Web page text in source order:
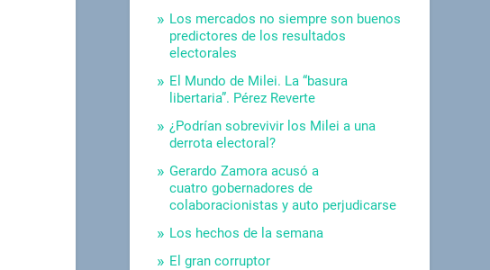
Los mercados no siempre son buenos
predictores de los resultados
electorales
El Mundo de Milei. La “basura
libertaria”. Pérez Reverte
¿Podrían sobrevivir los Milei a una
derrota electoral?
Gerardo Zamora acusó a
cuatro gobernadores de
colaboracionistas y auto perjudicarse
Los hechos de la semana
El gran corruptor